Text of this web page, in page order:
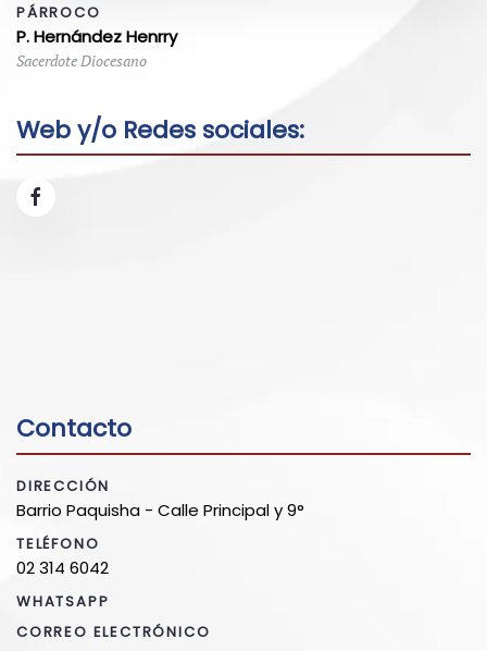
PÁRROCO
P. Hernández Henrry
Sacerdote Diocesano
Web y/o Redes sociales:
Contacto
DIRECCIÓN
Barrio Paquisha - Calle Principal y 9°
TELÉFONO
02 314 6042
WHATSAPP
CORREO ELECTRÓNICO